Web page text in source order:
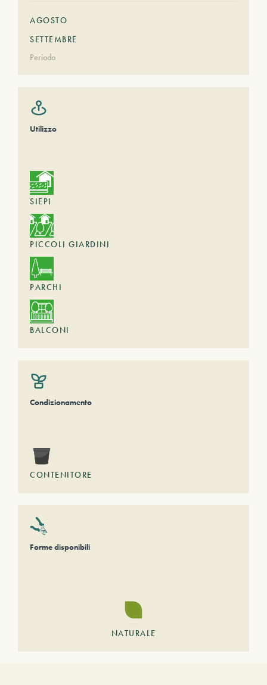
AGOSTO
SETTEMBRE
Periodo
Utilizzo
SIEPI
PICCOLI GIARDINI
PARCHI
BALCONI
Condizionamento
CONTENITORE
Forme disponibili
NATURALE